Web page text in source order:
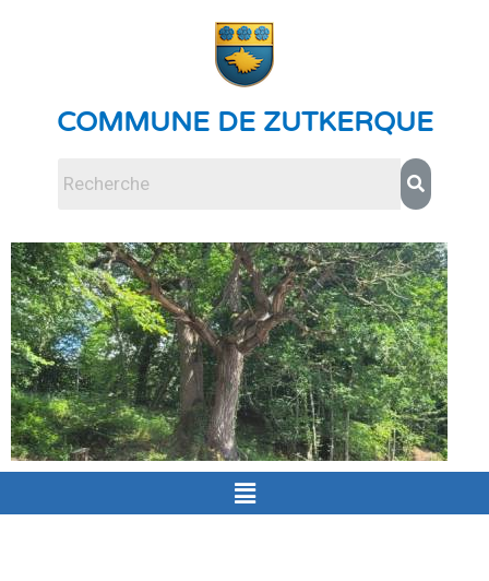
COMMUNE DE ZUTKERQUE